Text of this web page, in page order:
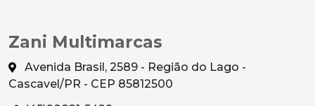
Zani Multimarcas
Avenida Brasil, 2589 - Região do Lago -
Cascavel/PR - CEP 85812500